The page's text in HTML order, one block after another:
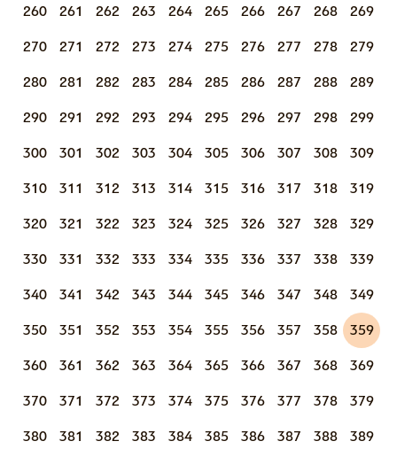
260 261 262 263 264 265 266 267 268 269
270 271 272 273 274 275 276 277 278 279
280 281 282 283 284 285 286 287 288 289
290 291 292 293 294 295 296 297 298 299
300 301 302 303 304 305 306 307 308 309
310 311 312 313 314 315 316 317 318 319
320 321 322 323 324 325 326 327 328 329
330 331 332 333 334 335 336 337 338 339
340 341 342 343 344 345 346 347 348 349
350 351 352 353 354 355 356 357 358 359
360 361 362 363 364 365 366 367 368 369
370 371 372 373 374 375 376 377 378 379
380 381 382 383 384 385 386 387 388 389